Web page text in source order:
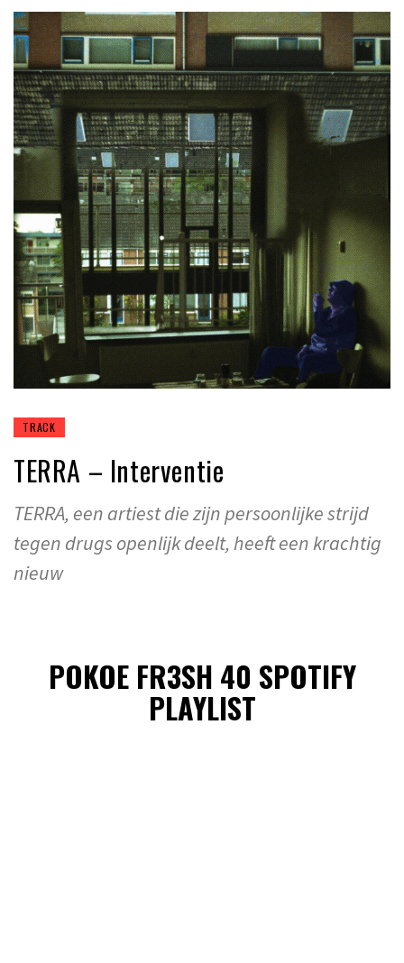
TRACK
TERRA – Interventie
TERRA, een artiest die zijn persoonlijke strijd
tegen drugs openlijk deelt, heeft een krachtig
nieuw
POKOE FR3SH 40 SPOTIFY
PLAYLIST